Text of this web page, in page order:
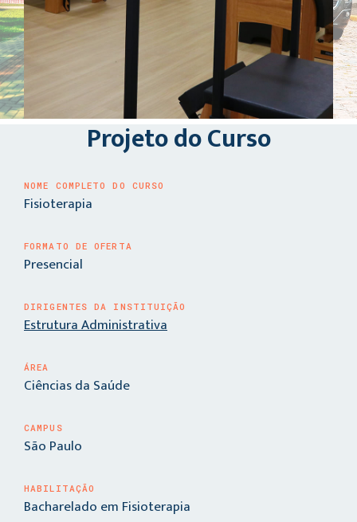
Projeto do Curso
NOME COMPLETO DO CURSO
Fisioterapia
FORMATO DE OFERTA
Presencial
DIRIGENTES DA INSTITUIÇÃO
Estrutura Administrativa
ÁREA
Ciências da Saúde
CAMPUS
São Paulo
HABILITAÇÃO
Bacharelado em Fisioterapia